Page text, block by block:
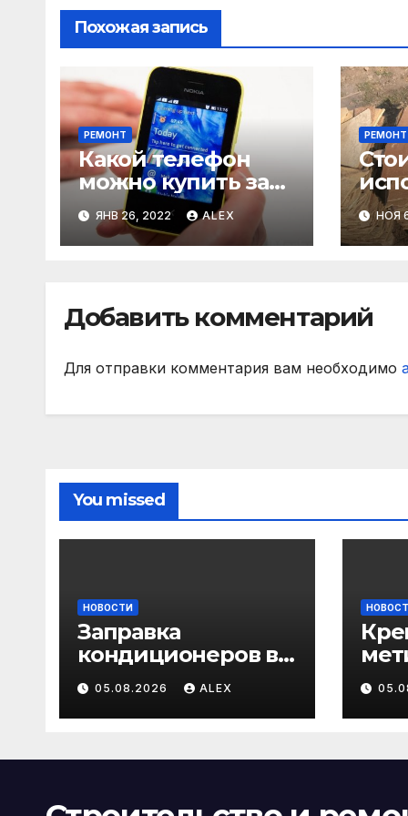
Похожая запись
РЕМОНТ
Какой телефон
можно купить за
5000 рублей
ЯНВ 26, 2022 ALEX
РЕМОНТ
НОЯ
Добавить комментарий
Для отправки комментария вам необходимо
You missed
НОВОСТИ
Заправка
кондиционеров в
Бишкеке:
профессиональны
е услуги для дома
05.08.2026 ALEX